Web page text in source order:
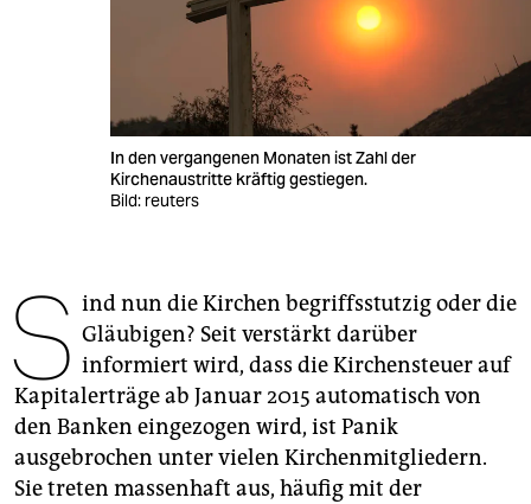
fragen & hilfe
genossenschaft
epaper login
In den vergangenen Monaten ist Zahl der
Kirchenaustritte kräftig gestiegen.
Bild: reuters
S ind nun die Kirchen begriffsstutzig oder die
Gläubigen? Seit verstärkt darüber
informiert wird, dass die Kirchensteuer auf
Kapitalerträge ab Januar 2015 automatisch von
den Banken eingezogen wird, ist Panik
ausgebrochen unter vielen Kirchenmitgliedern.
Sie treten massenhaft aus, häufig mit der